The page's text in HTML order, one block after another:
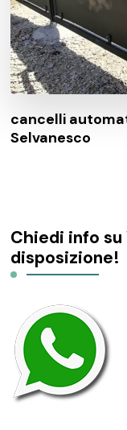
cancelli
Selvanesco
Chiedi info
disposizione!